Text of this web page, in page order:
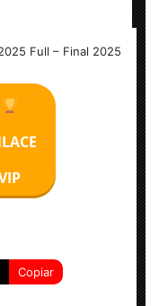
Full – Final 2025
Copiar